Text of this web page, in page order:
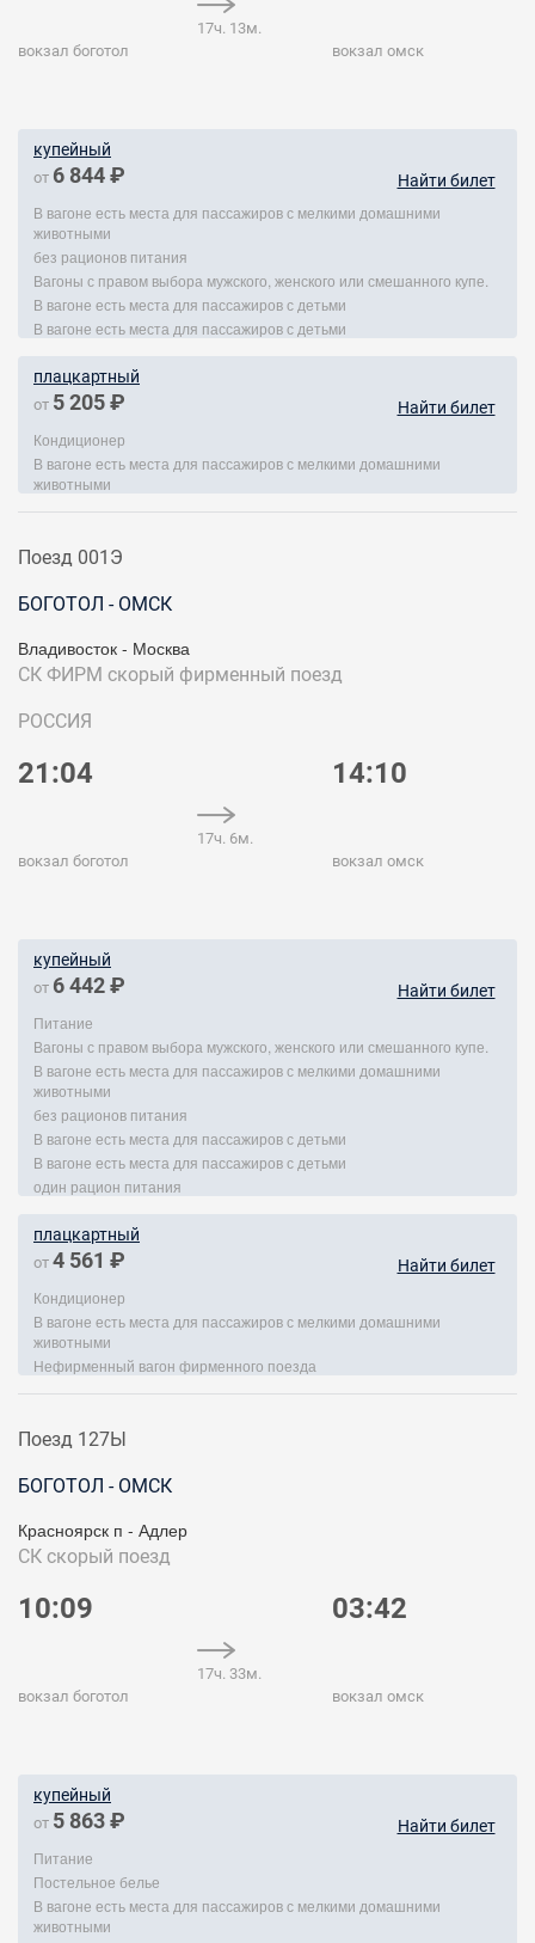
вокзал боготол
17ч. 13м.
вокзал омск
купейный
от 6 844 ₽ Найти билет
В вагоне есть места для пассажиров с мелкими домашними
животными
без рационов питания
Вагоны с правом выбора мужского, женского или смешанного купе.
В вагоне есть места для пассажиров с детьми
В вагоне есть места для пассажиров с детьми
плацкартный
от 5 205 ₽ Найти билет
Кондиционер
В вагоне есть места для пассажиров с мелкими домашними
животными
Поезд 001Э
БОГОТОЛ - ОМСК
Владивосток - Москва
СК ФИРМ скорый фирменный поезд
РОССИЯ
21:04
вокзал боготол
17ч. 6м.
14:10
вокзал омск
купейный
от 6 442 ₽ Найти билет
Питание
Вагоны с правом выбора мужского, женского или смешанного купе.
В вагоне есть места для пассажиров с мелкими домашними
животными
без рационов питания
В вагоне есть места для пассажиров с детьми
В вагоне есть места для пассажиров с детьми
один рацион питания
плацкартный
от 4 561 ₽ Найти билет
Кондиционер
В вагоне есть места для пассажиров с мелкими домашними
животными
Нефирменный вагон фирменного поезда
Поезд 127Ы
БОГОТОЛ - ОМСК
Красноярск п - Адлер
СК скорый поезд
10:09
вокзал боготол
17ч. 33м.
03:42
вокзал омск
купейный
от 5 863 ₽ Найти билет
Питание
Постельное белье
В вагоне есть места для пассажиров с мелкими домашними
животными